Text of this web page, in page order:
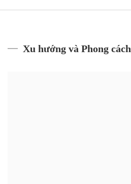
Xu hướng và Phong cách